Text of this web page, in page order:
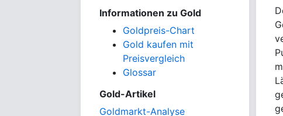
Informationen zu Gold
Goldpreis-Chart
Gold kaufen mit
Preisvergleich
Glossar
Gold-Artikel
Goldmarkt-Analyse